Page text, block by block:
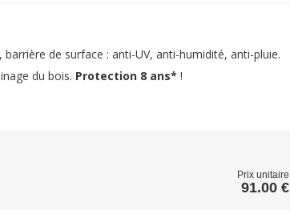
, barrière de surface : anti-UV, anti-humidité, anti-pluie.
du bois. Protection 8 ans* !
Prix unitaire
91.00 €